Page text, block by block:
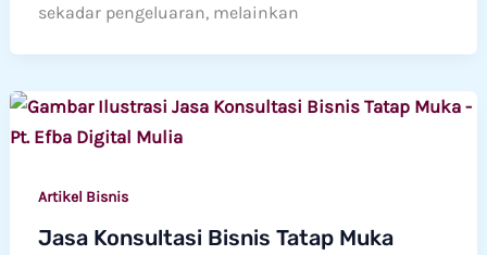
sekadar pengeluaran, melainkan
Artikel Bisnis
Jasa Konsultasi Bisnis Tatap Muka